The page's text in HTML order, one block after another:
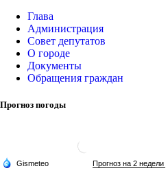
Глава
Администрация
Совет депутатов
О городе
Документы
Обращения граждан
Прогноз погоды